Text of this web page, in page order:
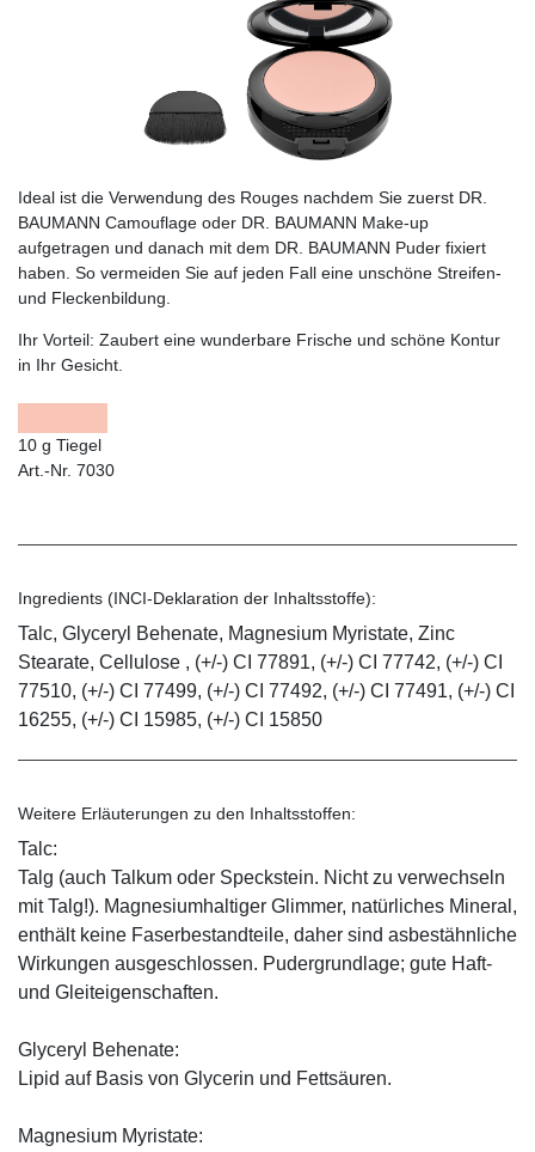
Ideal ist die Verwendung des Rouges nachdem Sie zuerst DR.
BAUMANN Camouflage oder DR. BAUMANN Make-up
aufgetragen und danach mit dem DR. BAUMANN Puder fixiert
haben. So vermeiden Sie auf jeden Fall eine unschöne Streifen-
und Fleckenbildung.
Ihr Vorteil: Zaubert eine wunderbare Frische und schöne Kontur
in Ihr Gesicht.
10 g Tiegel
Art.-Nr. 7030
Ingredients (INCI-Deklaration der Inhaltsstoffe):
Talc, Glyceryl Behenate, Magnesium Myristate, Zinc
Stearate, Cellulose , (+/-) CI 77891, (+/-) CI 77742, (+/-) CI
77510, (+/-) CI 77499, (+/-) CI 77492, (+/-) CI 77491, (+/-) CI
16255, (+/-) CI 15985, (+/-) CI 15850
Weitere Erläuterungen zu den Inhaltsstoffen:
Talc:
Talg (auch Talkum oder Speckstein. Nicht zu verwechseln
mit Talg!). Magnesiumhaltiger Glimmer, natürliches Mineral,
enthält keine Faserbestandteile, daher sind asbestähnliche
Wirkungen ausgeschlossen. Pudergrundlage; gute Haft-
und Gleiteigenschaften.
Glyceryl Behenate:
Lipid auf Basis von Glycerin und Fettsäuren.
Magnesium Myristate: